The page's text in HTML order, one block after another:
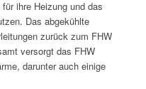
ihre Heizung und das
Das abgekühlte
zurück zum FHW
versorgt das FHW
darunter auch einige